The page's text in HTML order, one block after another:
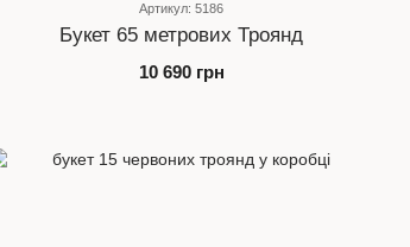
Артикул: 5186
Букет 65 метрових Троянд
10 690 грн